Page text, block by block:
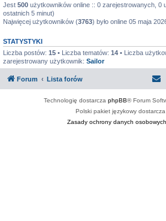
Jest 500 użytkowników online :: 0 zarejestrowanych, 0
ostatnich 5 minut)
Najwięcej użytkowników (3763) było online 05 maja
STATYSTYKI
Liczba postów: 15 • Liczba tematów: 14 • Liczba
zarejestrowany użytkownik: Sailor
Forum Lista forów
Technologię dostarcza phpBB® Forum
Polski pakiet językowy dostarcza
Zasady ochrony danych osobowych